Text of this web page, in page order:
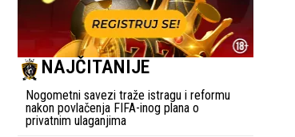
NAJČITANIJE
Nogometni savezi traže istragu i reformu
nakon povlačenja FIFA-inog plana o
privatnim ulaganjima